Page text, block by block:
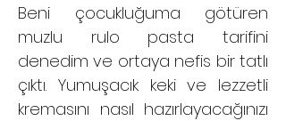
Beni çocukluğuma götüren
muzlu rulo pasta tarifini
denedim ve ortaya nefis bir tatlı
çıktı. Yumuşacık keki ve lezzetli
kremasını nasıl hazırlayacağınızı